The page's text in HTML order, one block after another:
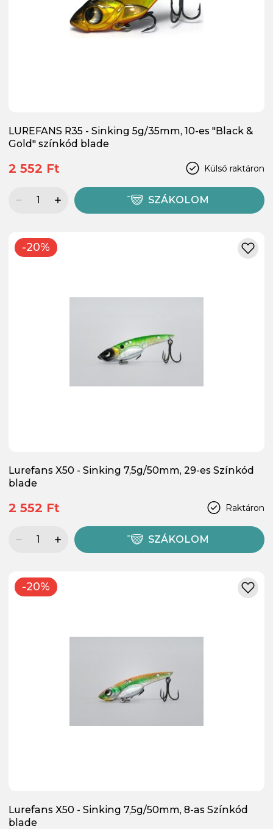
LUREFANS R35 - Sinking 5g/35mm, 10-es "Black &
Gold" színkód blade
Külső raktáron
2 552 Ft
SZÁKOLOM
-20%
Lurefans X50 - Sinking 7,5g/50mm, 29-es Színkód
blade
Raktáron
2 552 Ft
SZÁKOLOM
-20%
Lurefans X50 - Sinking 7,5g/50mm, 8-as Színkód
blade